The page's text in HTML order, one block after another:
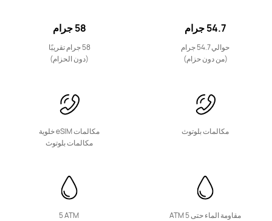
HUAWEI Band 11
149.00 ر.ق
تسوّق
54.7 جرام
حوالي 54.7 جرام
(من دون حزام)
مكالمات بلوتوث
مقاومة الماء حتى 5 ATM
58 جرام
58 جرام تقريبًا
(دون الحزام)
مكالمات eSIM خلوية
مكالمات بلوتوث
‎5 ATM ‎